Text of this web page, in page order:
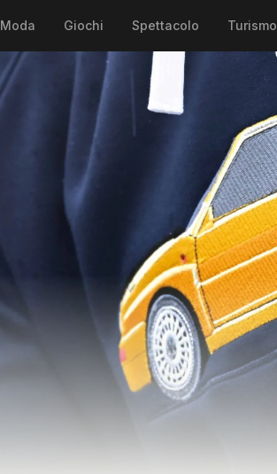
Moda Giochi Spettacolo Turismo